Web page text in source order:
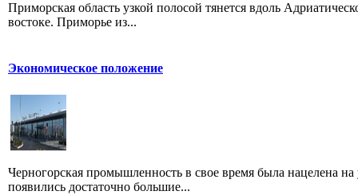
Приморская область узкой полосой тянется вдоль
востоке. Приморье из...
Экономическое положение
Черногорская промышленность в свое время была нацелена
появились достаточно большие...